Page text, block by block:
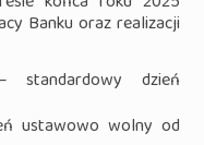
Banku oraz realizacji
dzień
ustawowo wolny od